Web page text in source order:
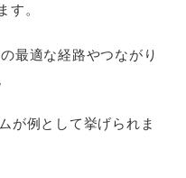
。
最適な経路やつながり
が例として挙げられま